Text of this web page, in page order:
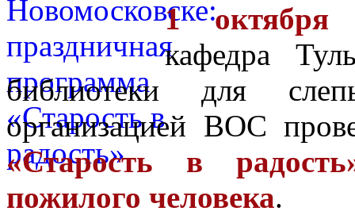
1 октября
кафедра
библиотеки для
организацией ВОС
«Старость в
пожилого человека.